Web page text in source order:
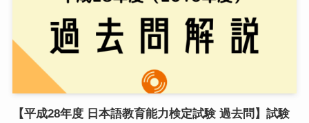
【平成28年度 日本語教育能力検定試験 過去問】試験